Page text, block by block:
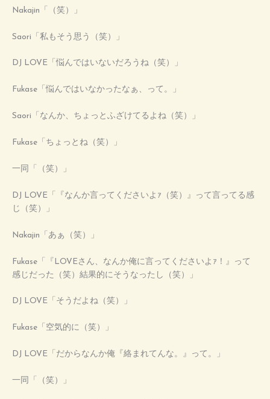
Nakajin「（笑）」
Saori「私もそう思う（笑）」
DJ LOVE「悩んではいないだろうね（笑）」
Fukase「悩んではいなかったなぁ、って。」
Saori「なんか、ちょっとふざけてるよね（笑）」
Fukase「ちょっとね（笑）」
一同「（笑）」
DJ LOVE「『なんか言ってくださいよｧ（笑）』って言ってる感
じ（笑）」
Nakajin「あぁ（笑）」
Fukase「『LOVEさん、なんか俺に言ってくださいよｧ！』って
感じだった（笑）結果的にそうなったし（笑）」
DJ LOVE「そうだよね（笑）」
Fukase「空気的に（笑）」
DJ LOVE「だからなんか俺『絡まれてんな。』って。」
一同「（笑）」